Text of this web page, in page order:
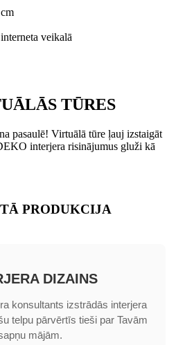
veikalā
TŪRES
pasaulē! Virtuālā tūre ļauj izstaigāt
interjera risinājumus gluži kā
PRODUKCIJA
DIZAINS
konsultants izstrādās interjera
telpu pārvērtīs tieši par Tavām
mājām.